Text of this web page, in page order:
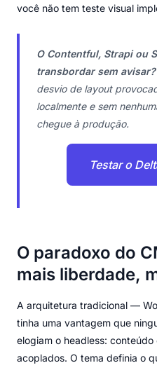
você não tem teste visual
O Contentful, Strapi ou
transbordar sem avisar?
desvio de layout
localmente e sem
chegue à produção.
Testar o
O paradoxo do
mais liberdade,
A arquitetura tradicional —
tinha uma vantagem que
elogiam o headless:
acoplados. O tema definia o